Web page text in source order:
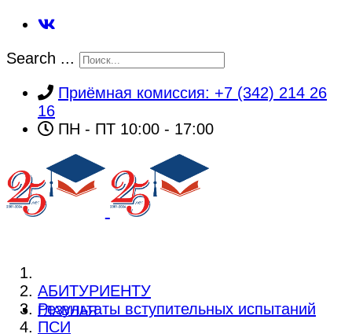
Search ...
Приёмная комиссия: +7 (342) 214 26
16
ПН - ПТ 10:00 - 17:00
ГЛАВНАЯ
АБИТУРИЕНТУ
Результаты вступительных испытаний
ПСИ